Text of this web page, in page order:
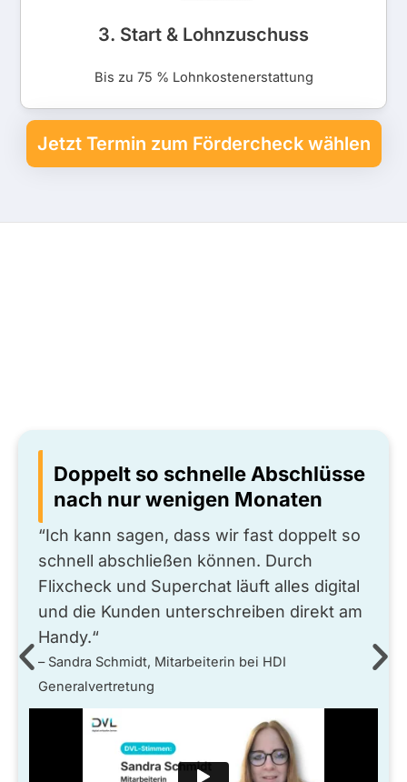
3. Start & Lohnzuschuss
Bis zu 75 % Lohnkostenerstattung
Jetzt Termin zum Fördercheck wählen
Doppelt so schnelle Abschlüsse
nach nur wenigen Monaten
“Ich kann sagen, dass wir fast doppelt so
schnell abschließen können. Durch
Flixcheck und Superchat läuft alles digital
und die Kunden unterschreiben direkt am
Handy.“
– Sandra Schmidt, Mitarbeiterin bei HDI
Generalvertretung